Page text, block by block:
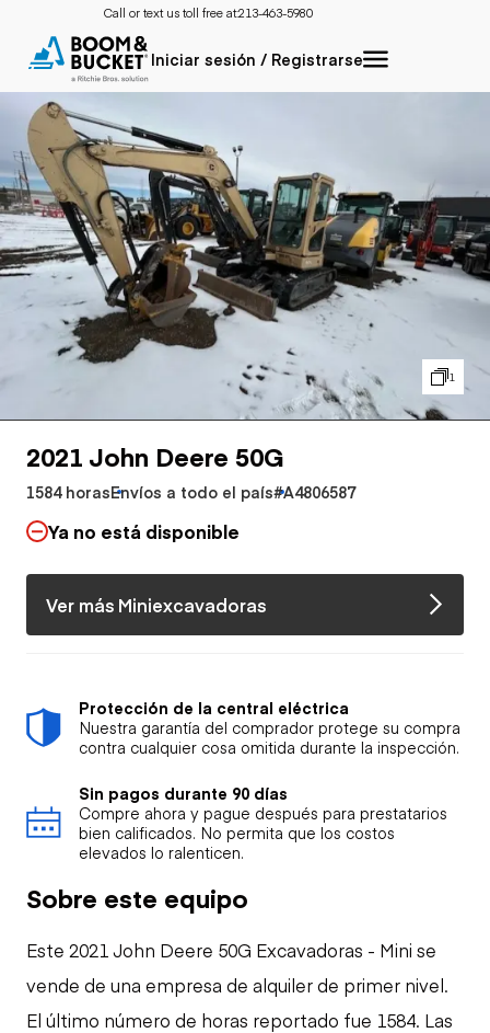
Call or text us toll free at:213-463-5980
Iniciar sesión / Registrarse
1
2021 John Deere 50G
1584 horasEnvíos a todo el país#A4806587
Ya no está disponible
Ver más Miniexcavadoras
Protección de la central eléctrica
Nuestra garantía del comprador protege su compra
contra cualquier cosa omitida durante la inspección.
Sin pagos durante 90 días
Compre ahora y pague después para prestatarios
bien calificados. No permita que los costos
elevados lo ralenticen.
Sobre este equipo
Este 2021 John Deere 50G Excavadoras - Mini se
vende de una empresa de alquiler de primer nivel.
El último número de horas reportado fue 1584. Las